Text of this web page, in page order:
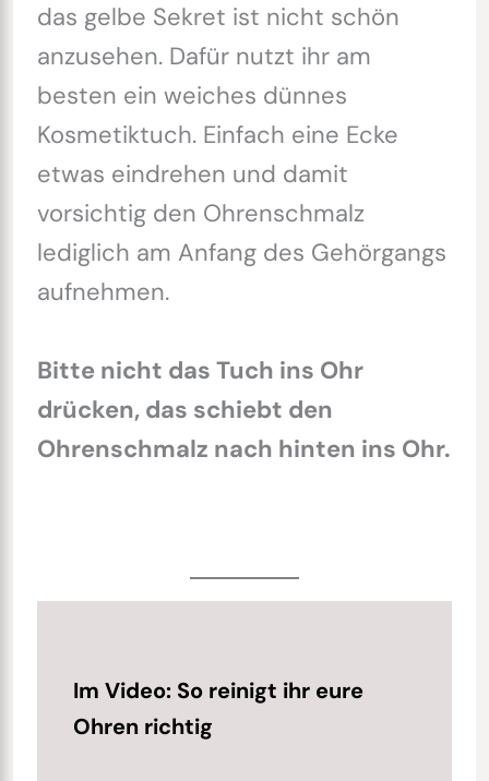
das gelbe Sekret ist nicht schön
anzusehen. Dafür nutzt ihr am
besten ein weiches dünnes
Kosmetiktuch. Einfach eine Ecke
etwas eindrehen und damit
vorsichtig den Ohrenschmalz
lediglich am Anfang des Gehörgangs
aufnehmen.
Bitte nicht das Tuch ins Ohr
drücken, das schiebt den
Ohrenschmalz nach hinten ins Ohr.
Im Video: So reinigt ihr eure
Ohren richtig